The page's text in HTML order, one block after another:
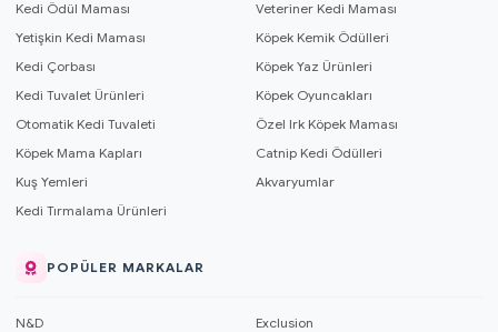
Kedi Ödül Maması
Veteriner Kedi Maması
Yetişkin Kedi Maması
Köpek Kemik Ödülleri
Kedi Çorbası
Köpek Yaz Ürünleri
Kedi Tuvalet Ürünleri
Köpek Oyuncakları
Otomatik Kedi Tuvaleti
Özel Irk Köpek Maması
Köpek Mama Kapları
Catnip Kedi Ödülleri
Kuş Yemleri
Akvaryumlar
Kedi Tırmalama Ürünleri
POPÜLER MARKALAR
N&D
Exclusion